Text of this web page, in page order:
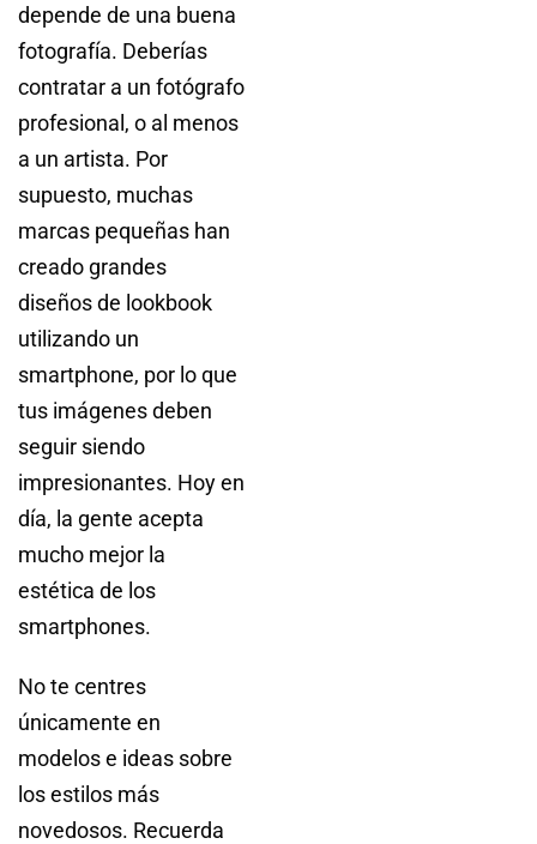
depende de una buena
fotografía. Deberías
contratar a un fotógrafo
profesional, o al menos
a un artista. Por
supuesto, muchas
marcas pequeñas han
creado grandes
diseños de lookbook
utilizando un
smartphone, por lo que
tus imágenes deben
seguir siendo
impresionantes. Hoy en
día, la gente acepta
mucho mejor la
estética de los
smartphones.
No te centres
únicamente en
modelos e ideas sobre
los estilos más
novedosos. Recuerda